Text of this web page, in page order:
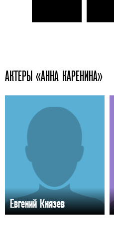
АКТЕРЫ «АННА КАРЕНИНА»
Евгений Князев